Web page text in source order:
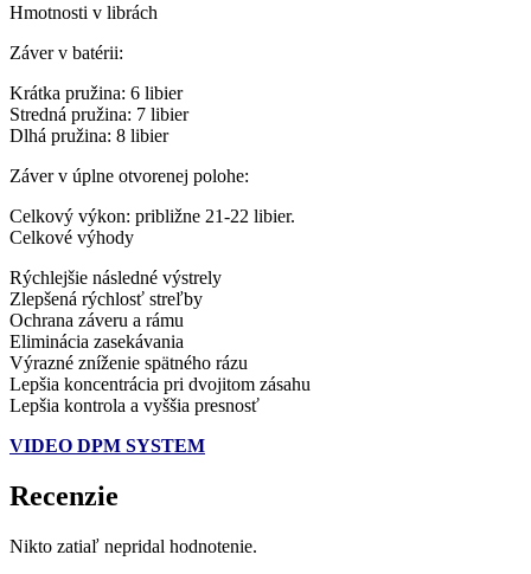
Hmotnosti v librách
Záver v batérii:
Krátka pružina: 6 libier
Stredná pružina: 7 libier
Dlhá pružina: 8 libier
Záver v úplne otvorenej polohe:
Celkový výkon: približne 21-22 libier.
Celkové výhody
Rýchlejšie následné výstrely
Zlepšená rýchlosť streľby
Ochrana záveru a rámu
Eliminácia zasekávania
Výrazné zníženie spätného rázu
Lepšia koncentrácia pri dvojitom zásahu
Lepšia kontrola a vyššia presnosť
VIDEO DPM SYSTEM
Recenzie
Nikto zatiaľ nepridal hodnotenie.